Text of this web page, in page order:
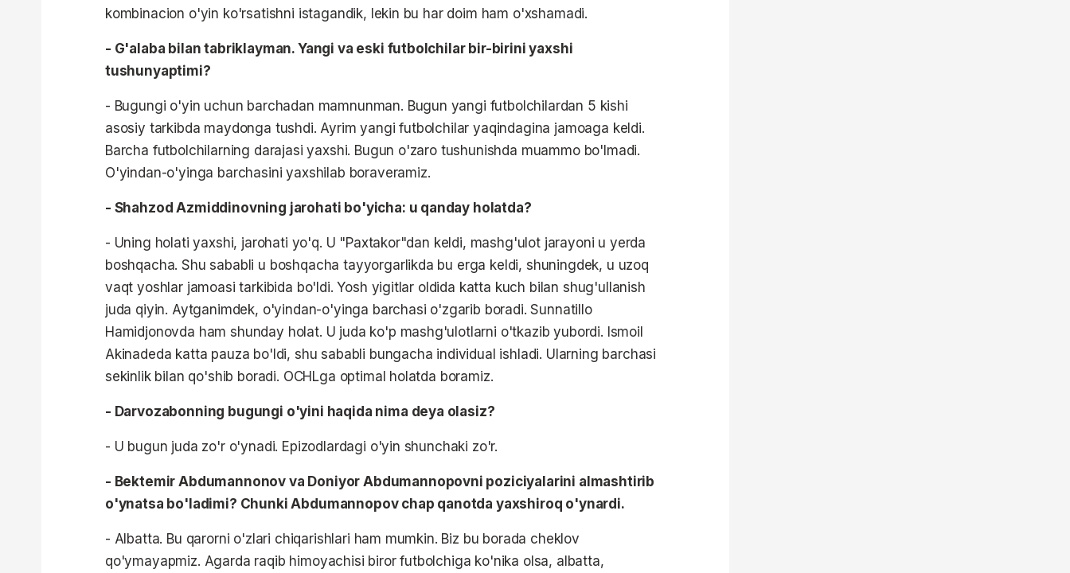
kombinacion o'yin ko'rsatishni istagandik, lekin bu har doim ham o'xshamadi.
- G'alaba bilan tabriklayman. Yangi va eski futbolchilar bir-birini yaxshi
tushunyaptimi?
- Bugungi o'yin uchun barchadan mamnunman. Bugun yangi futbolchilardan 5 kishi
asosiy tarkibda maydonga tushdi. Ayrim yangi futbolchilar yaqindagina jamoaga keldi.
Barcha futbolchilarning darajasi yaxshi. Bugun o'zaro tushunishda muammo bo'lmadi.
O'yindan-o'yinga barchasini yaxshilab boraveramiz.
- Shahzod Azmiddinovning jarohati bo'yicha: u qanday holatda?
- Uning holati yaxshi, jarohati yo'q. U "Paxtakor"dan keldi, mashg'ulot jarayoni u yerda
boshqacha. Shu sababli u boshqacha tayyorgarlikda bu erga keldi, shuningdek, u uzoq
vaqt yoshlar jamoasi tarkibida bo'ldi. Yosh yigitlar oldida katta kuch bilan shug'ullanish
juda qiyin. Aytganimdek, o'yindan-o'yinga barchasi o'zgarib boradi. Sunnatillo
Hamidjonovda ham shunday holat. U juda ko'p mashg'ulotlarni o'tkazib yubordi. Ismoil
Akinadeda katta pauza bo'ldi, shu sababli bungacha individual ishladi. Ularning barchasi
sekinlik bilan qo'shib boradi. OCHLga optimal holatda boramiz.
- Darvozabonning bugungi o'yini haqida nima deya olasiz?
- U bugun juda zo'r o'ynadi. Epizodlardagi o'yin shunchaki zo'r.
- Bektemir Abdumannonov va Doniyor Abdumannopovni poziciyalarini almashtirib
o'ynatsa bo'ladimi? Chunki Abdumannopov chap qanotda yaxshiroq o'ynardi.
- Albatta. Bu qarorni o'zlari chiqarishlari ham mumkin. Biz bu borada cheklov
qo'ymayapmiz. Agarda raqib himoyachisi biror futbolchiga ko'nika olsa, albatta,